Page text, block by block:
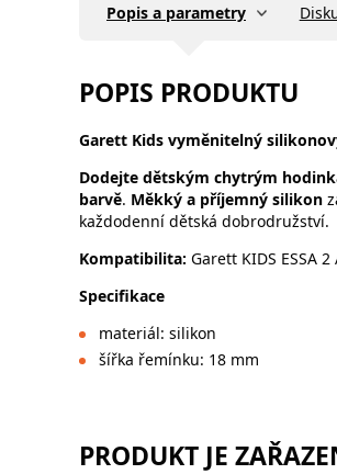
Popis a parametry
POPIS PRODUKTU
Garett Kids vyměnitelný
Dodejte dětským chytrým
barvě. Měkký a příjemný silikon
každodenní dětská dobrodružství.
Kompatibilita: Garett KIDS ESSA 2
Specifikace
materiál: silikon
šířka řemínku: 18 mm
PRODUKT JE